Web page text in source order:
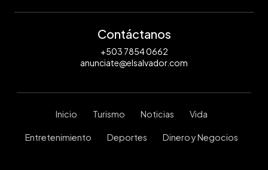
Contáctanos
+503 7854 0662
anunciate@elsalvador.com
Inicio Turismo Noticias Vida
Entretenimiento Deportes Dinero y Negocios